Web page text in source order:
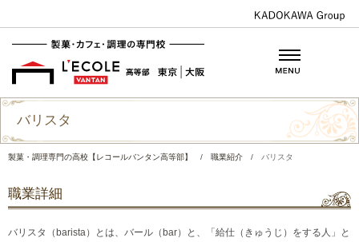
バリスタ
製菓・調理専門の高校【レコールバンタン高等部】 / 職業紹介 / バリスタ
職業詳細
バリスタ（barista）とは、バール（bar）と、「給仕（きゅうじ）をする人」と